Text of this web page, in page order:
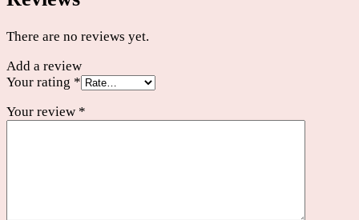
There are no reviews yet.
Add a review
Your rating *
Your review *